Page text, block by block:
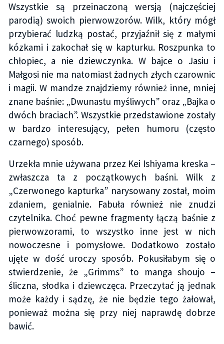
Wszystkie są przeinaczoną wersją (najczęściej
parodią) swoich pierwowzorów. Wilk, który mógł
przybierać ludzką postać, przyjaźnił się z małymi
kózkami i zakochał się w kapturku. Roszpunka to
chłopiec, a nie dziewczynka. W bajce o Jasiu i
Małgosi nie ma natomiast żadnych złych czarownic
i magii. W mandze znajdziemy również inne, mniej
znane baśnie: „Dwunastu myśliwych” oraz „Bajka o
dwóch braciach”. Wszystkie przedstawione zostały
w bardzo interesujący, pełen humoru (często
czarnego) sposób.
Urzekła mnie używana przez Kei Ishiyama kreska –
zwłaszcza ta z początkowych baśni. Wilk z
„Czerwonego kapturka” narysowany został, moim
zdaniem, genialnie. Fabuła również nie znudzi
czytelnika. Choć pewne fragmenty łączą baśnie z
pierwowzorami, to wszystko inne jest w nich
nowoczesne i pomysłowe. Dodatkowo zostało
ujęte w dość uroczy sposób. Pokusiłabym się o
stwierdzenie, że „Grimms” to manga shoujo –
śliczna, słodka i dziewczęca. Przeczytać ją jednak
może każdy i sądzę, że nie będzie tego żałował,
ponieważ można się przy niej naprawdę dobrze
bawić.